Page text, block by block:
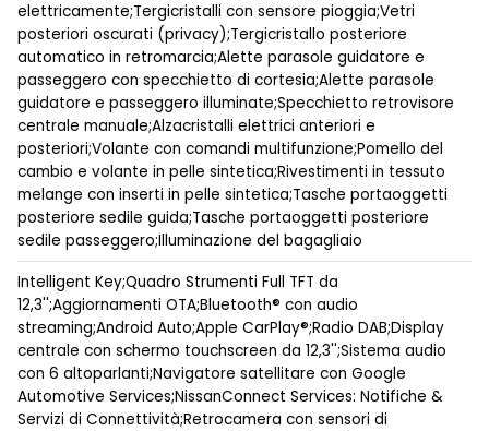
elettricamente;Tergicristalli con sensore pioggia;Vetri
posteriori oscurati (privacy);Tergicristallo posteriore
automatico in retromarcia;Alette parasole guidatore e
passeggero con specchietto di cortesia;Alette parasole
guidatore e passeggero illuminate;Specchietto retrovisore
centrale manuale;Alzacristalli elettrici anteriori e
posteriori;Volante con comandi multifunzione;Pomello del
cambio e volante in pelle sintetica;Rivestimenti in tessuto
melange con inserti in pelle sintetica;Tasche portaoggetti
posteriore sedile guida;Tasche portaoggetti posteriore
sedile passeggero;Illuminazione del bagagliaio
Intelligent Key;Quadro Strumenti Full TFT da
12,3'';Aggiornamenti OTA;Bluetooth® con audio
streaming;Android Auto;Apple CarPlay®;Radio DAB;Display
centrale con schermo touchscreen da 12,3'';Sistema audio
con 6 altoparlanti;Navigatore satellitare con Google
Automotive Services;NissanConnect Services: Notifiche &
Servizi di Connettività;Retrocamera con sensori di